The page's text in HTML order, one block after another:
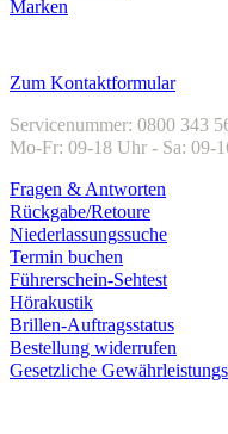
Marken
Zum Kontaktformular
Servicenummer: 0800 343
Mo-Fr: 09-18 Uhr - Sa: 09-
Fragen & Antworten
Rückgabe/Retoure
Niederlassungssuche
Termin buchen
Führerschein-Sehtest
Hörakustik
Brillen-Auftragsstatus
Bestellung widerrufen
Gesetzliche